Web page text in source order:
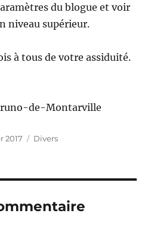
du blogue et voir
niveau supérieur.
à tous de votre assiduité.
de-Montarville
2017 Catégories
Divers